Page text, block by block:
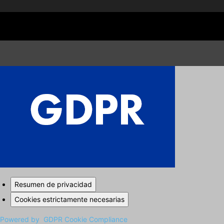
Resumen de privacidad
Cookies estrictamente necesarias
Powered by GDPR Cookie Compliance